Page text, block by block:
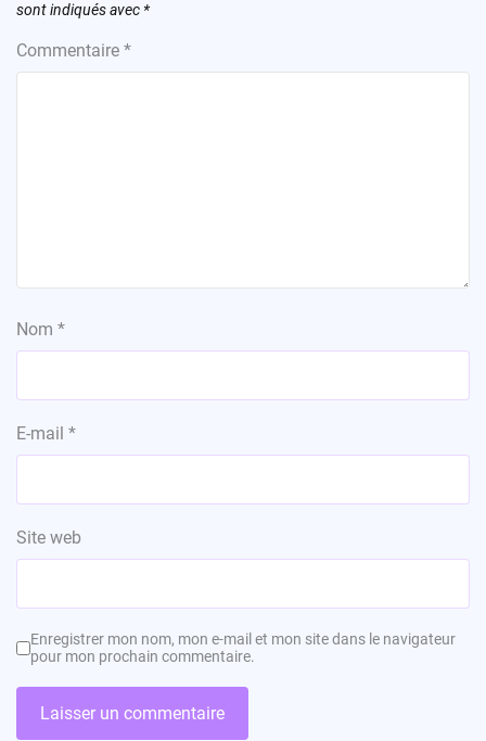
sont indiqués avec *
Commentaire *
Nom *
E-mail *
Site web
Enregistrer mon nom, mon e-mail et mon site dans le navigateur
pour mon prochain commentaire.